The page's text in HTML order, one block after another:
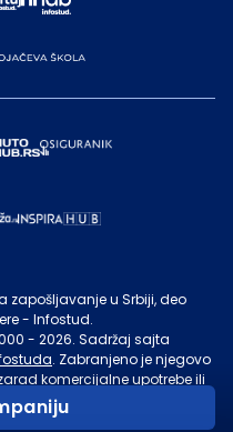
zapošljavanje u Srbiji, deo
- Infostud.
- 2026. Sadržaj sajta
. Zabranjeno je njegovo
komercijalne upotrebe ili
sajta.